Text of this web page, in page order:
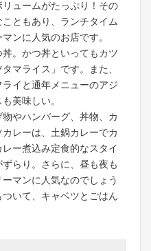
ュームがたっぷり！その
ともあり、ランチタイム
ンに人気のお店です。
。かつ丼といってもカツ
マライス」です。また、
イと通年メニューのアジ
美味しい。
やハンバーグ、丼物、カ
レーは、土鍋カレーでカ
ー煮込み定食的なスタイ
らり。さらに、昼も夜も
マンに人気なのでしょう
いて、キャベツとごはん